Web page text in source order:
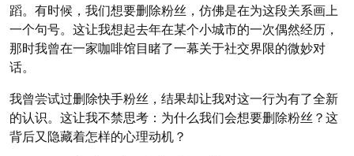
蹈。有时候，我们想要删除粉丝，仿佛是在为这段关系画上
一个句号。这让我想起去年在某个小城市的一次偶然经历，
那时我曾在一家咖啡馆目睹了一幕关于社交界限的微妙对
话。
我曾尝试过删除快手粉丝，结果却让我对这一行为有了全新
的认识。这让我不禁思考：为什么我们会想要删除粉丝？这
背后又隐藏着怎样的心理动机？